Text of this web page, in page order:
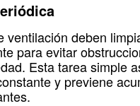
ventilación deben
para evitar
Esta tarea simple
y previene